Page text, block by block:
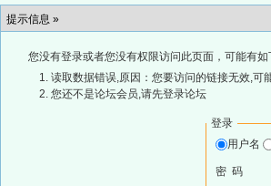
提示信息 »
您没有登录或者您没有权限访问此页面，可能有
读取数据错误,原因：您要访问的链接无效,可
您还不是论坛会员,请先登录论坛
登录
用户名
密 码